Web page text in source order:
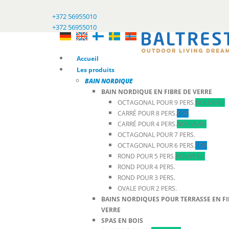
+372 56955010
+372 56955010
Accueil
Les produits
BAIN NORDIQUE
BAIN NORDIQUE EN FIBRE DE VERRE
OCTAGONAL POUR 9 PERS.NOUVEAU
CARRÉ POUR 8 PERS.TOP
CARRÉ POUR 4 PERS.NOUVEAU
OCTAGONAL POUR 7 PERS.
OCTAGONAL POUR 6 PERS.TOP
ROND POUR 5 PERS.NOUVEAU
ROND POUR 4 PERS.
ROND POUR 3 PERS.
OVALE POUR 2 PERS.
BAINS NORDIQUES POUR TERRASSE EN
VERRE
SPAS EN BOIS